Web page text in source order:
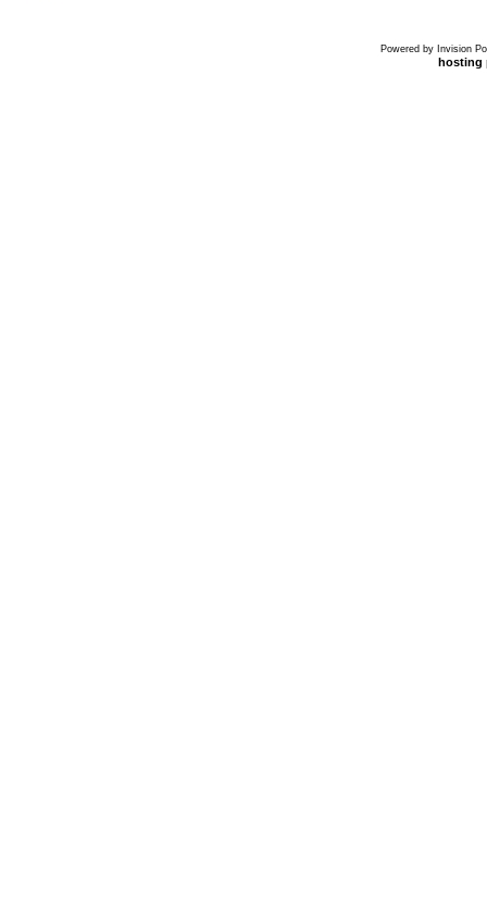
Powered by Invision
hosting